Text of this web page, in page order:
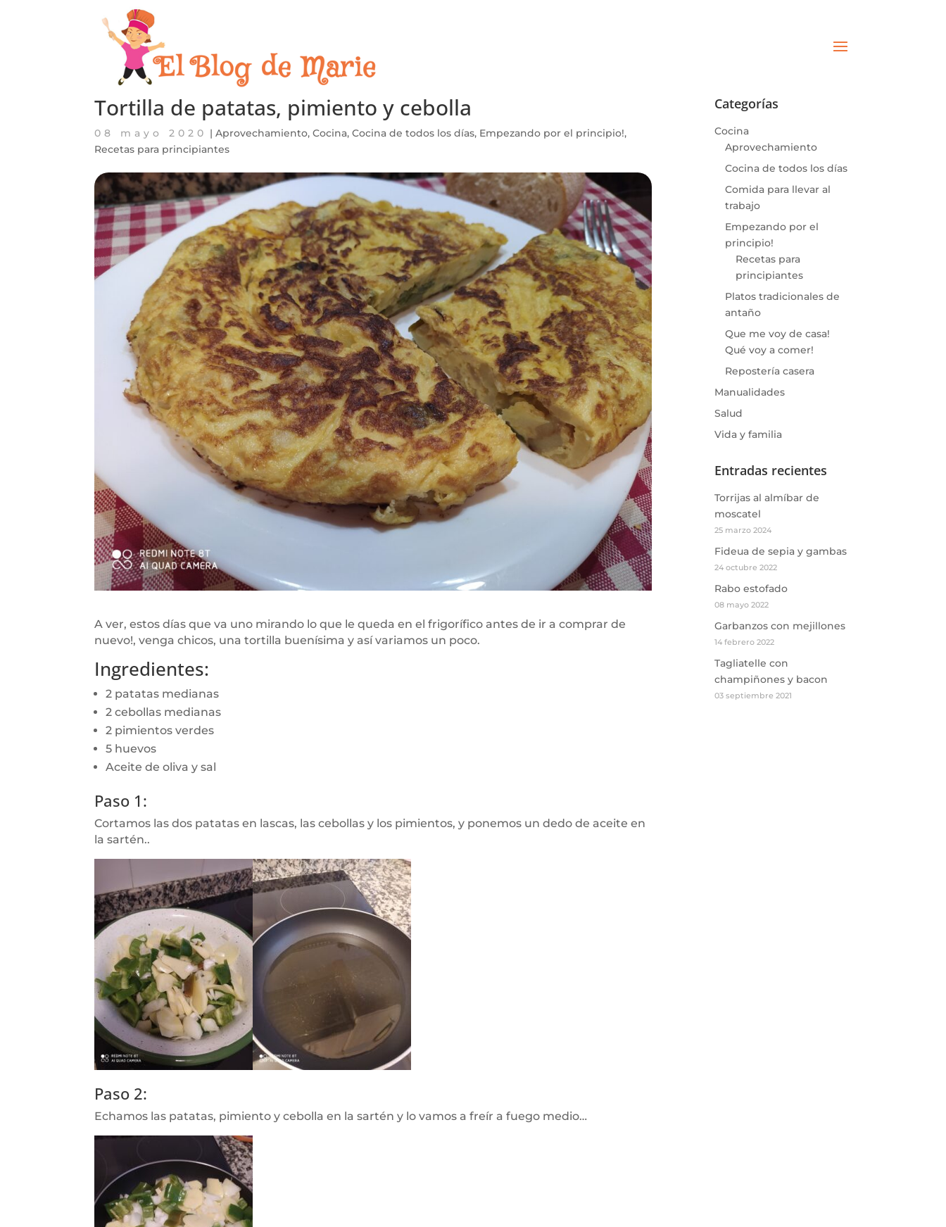
Tortilla de patatas, pimiento y cebolla
08 mayo 2020 |Aprovechamiento,Cocina,Cocina de todos los días, Empezando por el principio!,
Recetas para principiantes
A ver, estos días que va uno mirando lo que le queda en el frigorífico antes de ir a comprar de
nuevo!, venga chicos, una tortilla buenísima y así variamos un poco.
Ingredientes:
2 patatas medianas
2 cebollas medianas
2 pimientos verdes
5 huevos
Aceite de oliva y sal
Paso 1:
Cortamos las dos patatas en lascas, las cebollas y los pimientos, y ponemos un dedo de aceite en
la sartén..
Paso 2:
Echamos las patatas, pimiento y cebolla en la sartén y lo vamos a freír a fuego medio…
Categorías
Cocina
Aprovechamiento
Cocina de todos los días
Comida para llevar al
trabajo
Empezando por el
principio!
Recetas para
principiantes
Platos tradicionales de
antaño
Que me voy de casa!
Qué voy a comer!
Repostería casera
Manualidades
Salud
Vida y familia
Entradas recientes
Torrijas al almíbar de
moscatel
25 marzo 2024
Fideua de sepia y gambas
24 octubre 2022
Rabo estofado
08 mayo 2022
Garbanzos con mejillones
14 febrero 2022
Tagliatelle con
champiñones y bacon
03 septiembre 2021